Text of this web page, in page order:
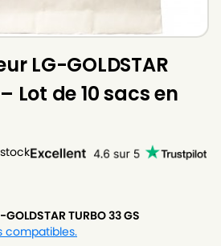
LG-GOLDSTAR
– Lot de 10 sacs en
GOLDSTAR TURBO 33 GS
compatibles.